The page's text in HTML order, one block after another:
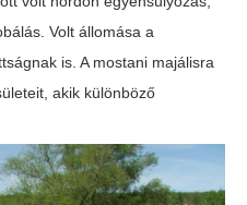
Volt állomása a
is. A mostani majálisra
akik különböző